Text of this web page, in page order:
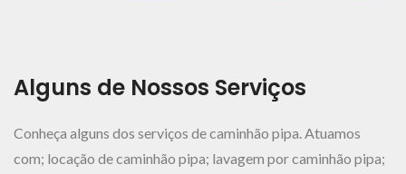
Alguns de Nossos Serviços
Conheça alguns dos serviços de caminhão pipa. Atuamos
com; locação de caminhão pipa; lavagem por caminhão pipa;